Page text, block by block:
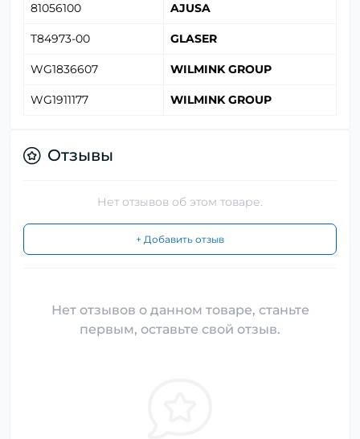
81056100 AJUSA
T84973-00 GLASER
WG1836607 WILMINK GROUP
WG1911177 WILMINK GROUP
Отзывы
Нет отзывов об этом товаре.
+ Добавить отзыв
Нет отзывов о данном товаре, станьте
первым, оставьте свой отзыв.